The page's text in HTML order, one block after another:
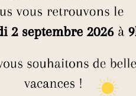
Un film de JulietteChenais de
systémique , il raconte les
pendant leur année de 6e.Ecrit
professeurs et acteurs
. Réalisé en juin 2015à la